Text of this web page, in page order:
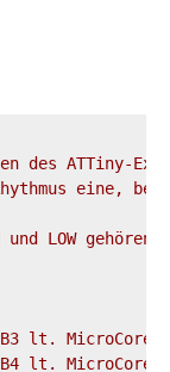
des ATTiny-
eine,
LOW gehören
lt. MicroCore-
lt. MicroCore-